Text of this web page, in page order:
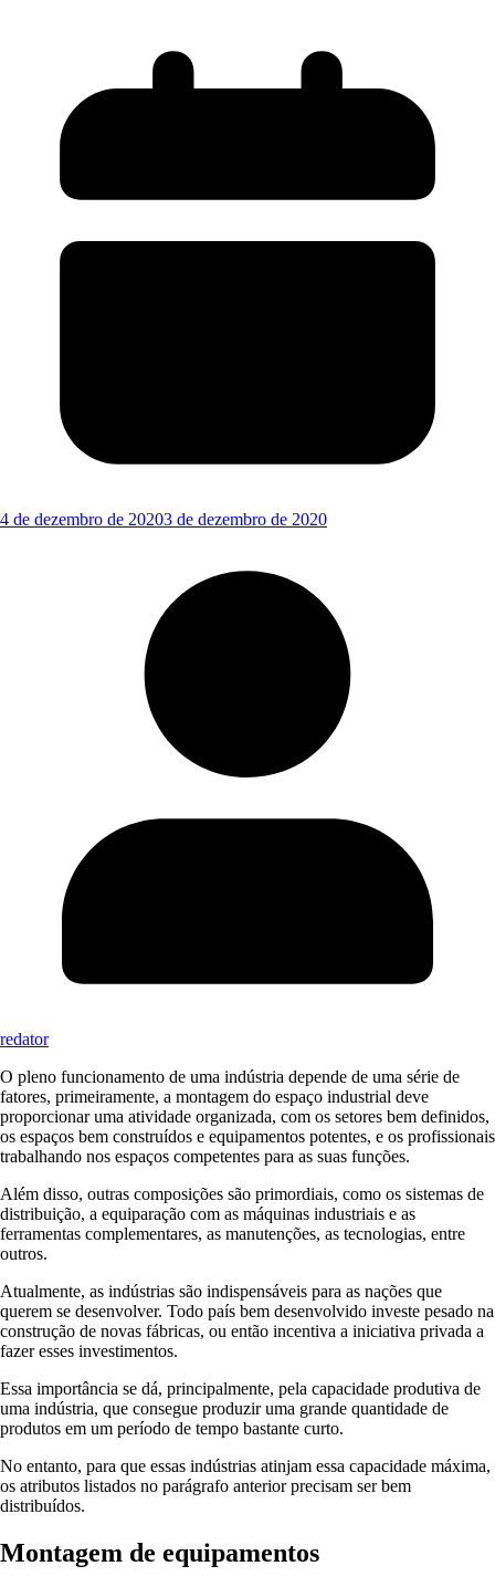
4 de dezembro de 20203 de dezembro de 2020
redator
O pleno funcionamento de uma indústria depende de uma série de
fatores, primeiramente, a montagem do espaço industrial deve
proporcionar uma atividade organizada, com os setores bem definidos,
os espaços bem construídos e equipamentos potentes, e os profissionais
trabalhando nos espaços competentes para as suas funções.
Além disso, outras composições são primordiais, como os sistemas de
distribuição, a equiparação com as máquinas industriais e as
ferramentas complementares, as manutenções, as tecnologias, entre
outros.
Atualmente, as indústrias são indispensáveis para as nações que
querem se desenvolver. Todo país bem desenvolvido investe pesado na
construção de novas fábricas, ou então incentiva a iniciativa privada a
fazer esses investimentos.
Essa importância se dá, principalmente, pela capacidade produtiva de
uma indústria, que consegue produzir uma grande quantidade de
produtos em um período de tempo bastante curto.
No entanto, para que essas indústrias atinjam essa capacidade máxima,
os atributos listados no parágrafo anterior precisam ser bem
distribuídos.
Montagem de equipamentos